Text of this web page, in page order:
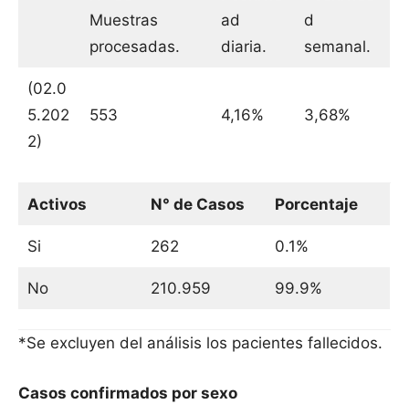
Muestras
procesadas.
ad
diaria.
d
semanal.
(02.0
5.202
2)
553 4,16% 3,68%
Activos N° de Casos Porcentaje
Si 262 0.1%
No 210.959 99.9%
*Se excluyen del análisis los pacientes fallecidos.
Casos confirmados por sexo